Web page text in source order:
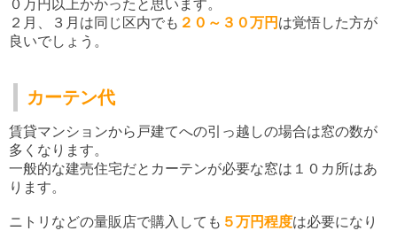
０万円以上かかったと思います。
２月、３月は同じ区内でも ２０～３０万円 は覚悟した方が
良いでしょう。
カーテン代
賃貸マンションから戸建てへの引っ越しの場合は窓の数が
多くなります。
一般的な建売住宅だとカーテンが必要な窓は１０カ所はあ
ります。
ニトリなどの量販店で購入しても ５万円程度は必要になり